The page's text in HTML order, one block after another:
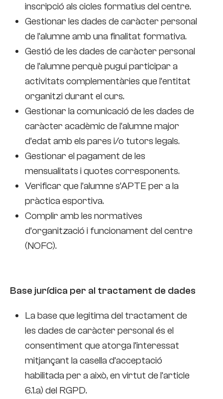
inscripció als cicles formatius del centre.
Gestionar les dades de caràcter personal
de l’alumne amb una finalitat formativa.
Gestió de les dades de caràcter personal
de l’alumne perquè pugui participar a
activitats complementàries que l’entitat
organitzi durant el curs.
Gestionar la comunicació de les dades de
caràcter acadèmic de l’alumne major
d’edat amb els pares i/o tutors legals.
Gestionar el pagament de les
mensualitats i quotes corresponents.
Verificar que l’alumne s’APTE per a la
pràctica esportiva.
Complir amb les normatives
d’organització i funcionament del centre
(NOFC).
Base jurídica per al tractament de dades
La base que legitima del tractament de
les dades de caràcter personal és el
consentiment que atorga l’interessat
mitjançant la casella d’acceptació
habilitada per a això, en virtut de l’article
6.1.a) del RGPD.